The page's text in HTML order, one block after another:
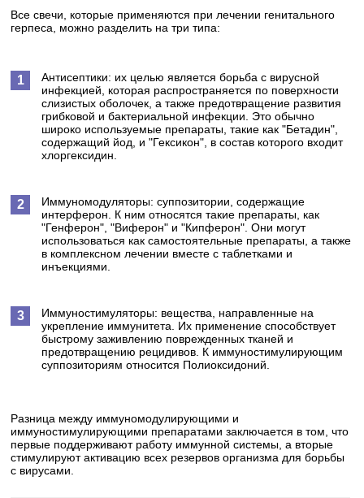
Все свечи, которые применяются при лечении генитального
герпеса, можно разделить на три типа:
Антисептики: их целью является борьба с вирусной
инфекцией, которая распространяется по поверхности
слизистых оболочек, а также предотвращение развития
грибковой и бактериальной инфекции. Это обычно
широко используемые препараты, такие как "Бетадин",
содержащий йод, и "Гексикон", в состав которого входит
хлоргексидин.
Иммуномодуляторы: суппозитории, содержащие
интерферон. К ним относятся такие препараты, как
"Генферон", "Виферон" и "Кипферон". Они могут
использоваться как самостоятельные препараты, а также
в комплексном лечении вместе с таблетками и
инъекциями.
Иммуностимуляторы: вещества, направленные на
укрепление иммунитета. Их применение способствует
быстрому заживлению поврежденных тканей и
предотвращению рецидивов. К иммуностимулирующим
суппозиториям относится Полиоксидоний.
Разница между иммуномодулирующими и
иммуностимулирующими препаратами заключается в том, что
первые поддерживают работу иммунной системы, а вторые
стимулируют активацию всех резервов организма для борьбы
с вирусами.